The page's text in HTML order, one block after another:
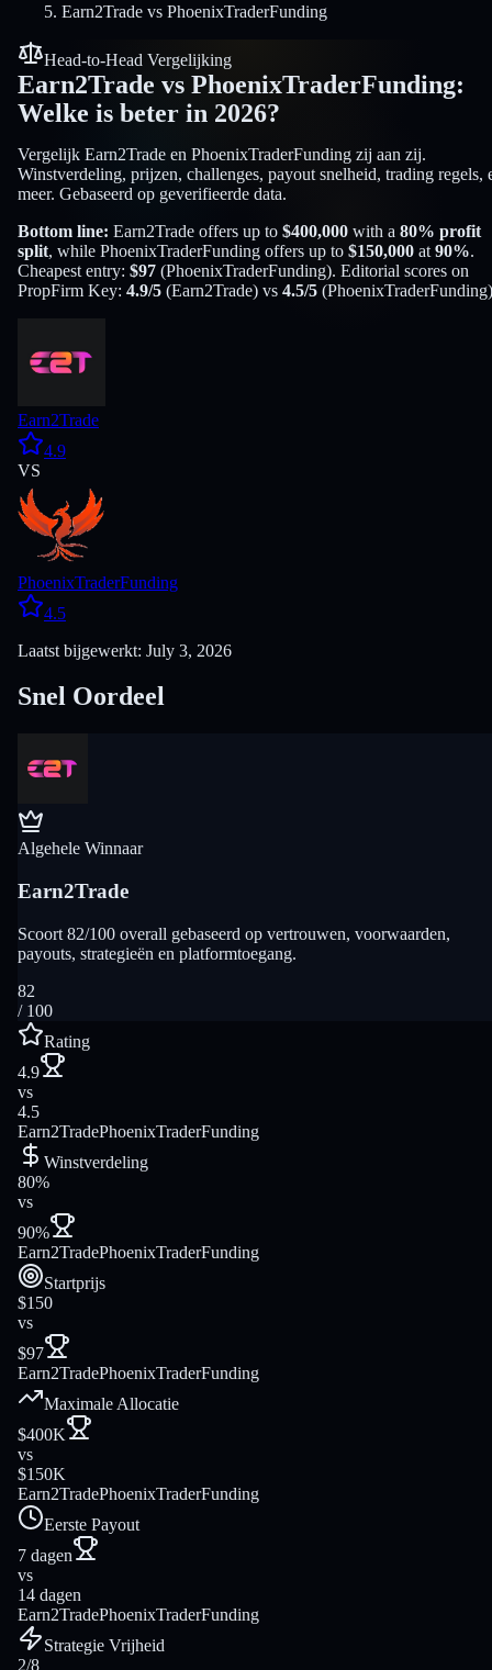
Earn2Trade vs PhoenixTraderFunding
Head-to-Head Vergelijking
Earn2Trade vs PhoenixTraderFunding:
Welke is beter in 2026?
Vergelijk Earn2Trade en PhoenixTraderFunding zij aan zij.
Winstverdeling, prijzen, challenges, payout snelheid, trading regels,
meer. Gebaseerd op geverifieerde data.
Bottom line: Earn2Trade offers up to $400,000 with a 80% profit
split, while PhoenixTraderFunding offers up to $150,000 at 90%.
Cheapest entry: $97 (PhoenixTraderFunding). Editorial scores on
PropFirm Key: 4.9/5 (Earn2Trade) vs 4.5/5 (PhoenixTraderFunding
Earn2Trade
4.9
VS
PhoenixTraderFunding
4.5
Laatst bijgewerkt: July 3, 2026
Snel Oordeel
Algehele Winnaar
Earn2Trade
Scoort 82/100 overall gebaseerd op vertrouwen, voorwaarden,
payouts, strategieën en platformtoegang.
82
/ 100
Rating
4.9
vs
4.5
Earn2TradePhoenixTraderFunding
Winstverdeling
80%
vs
90%
Earn2TradePhoenixTraderFunding
Startprijs
$150
vs
$97
Earn2TradePhoenixTraderFunding
Maximale Allocatie
$400K
vs
$150K
Earn2TradePhoenixTraderFunding
Eerste Payout
7 dagen
vs
14 dagen
Earn2TradePhoenixTraderFunding
Strategie Vrijheid
2/8